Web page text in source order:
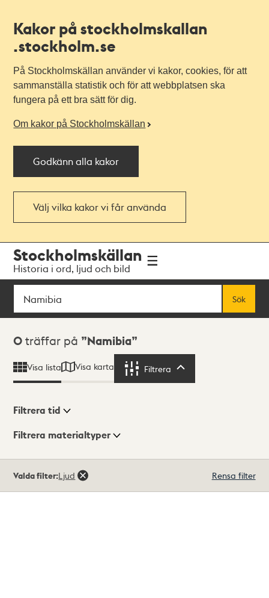
Kakor på stockholmskallan
.stockholm.se
På Stockholmskällan använder vi kakor, cookies, för att
sammanställa statistik och för att webbplatsen ska
fungera på ett bra sätt för dig.
Om kakor på Stockholmskällan
Godkänn alla kakor
Välj vilka kakor vi får använda
navigationen
huvudinnehållet
Stockholmskällan
Historia i ord, ljud och bild
Sök
Sök
Sökresultat
0 träffar på Namibia
Visa lista Visa karta Filtrera
Visningsläge
Filtrera tid
Filtrera materialtyper
träffar
Valda filter:Ljud Rensa filter